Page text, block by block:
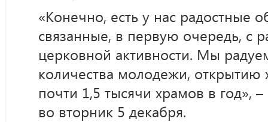
«Конечно, есть у нас радостные
связанные, в первую очередь, с
церковной активности. Мы
количества молодежи,
почти 1,5 тысячи храмов в год»,
во вторник 5 декабря.